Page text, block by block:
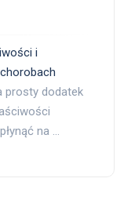
i
prosty dodatek
na …